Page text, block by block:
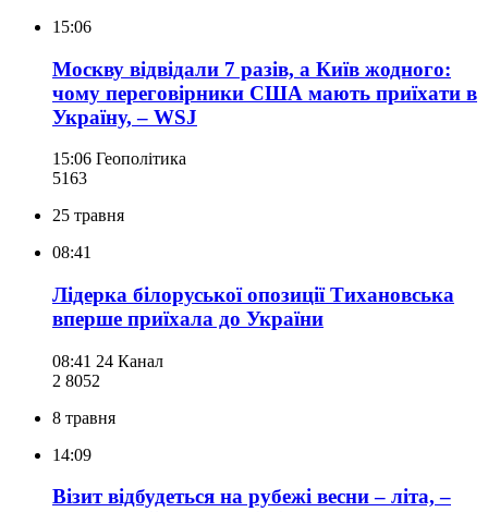
15:06
Москву відвідали 7 разів, а Київ жодного:
чому переговірники США мають приїхати в
Україну, – WSJ
15:06 Геополітика
5163
25 травня
08:41
Лідерка білоруської опозиції Тихановська
вперше приїхала до України
08:41 24 Канал
2 8052
8 травня
14:09
Візит відбудеться на рубежі весни – літа, –